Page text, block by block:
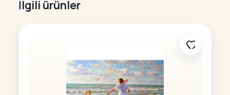
İlgili ürünler